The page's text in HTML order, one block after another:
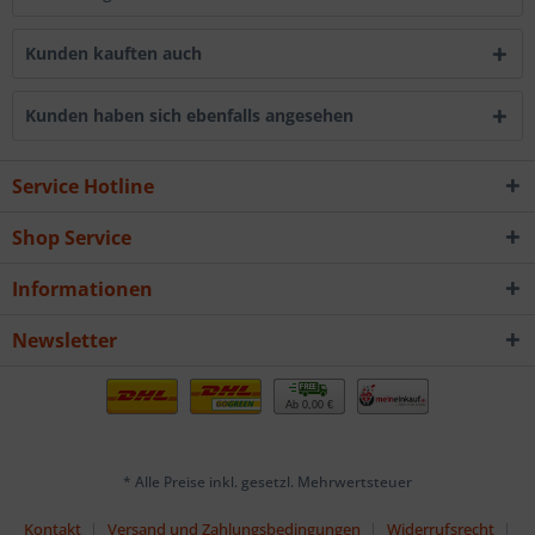
Kunden kauften auch
Kunden haben sich ebenfalls angesehen
Service Hotline
Shop Service
Informationen
Newsletter
Ab 0,00 €
* Alle Preise inkl. gesetzl. Mehrwertsteuer
Kontakt Versand und Zahlungsbedingungen Widerrufsrecht